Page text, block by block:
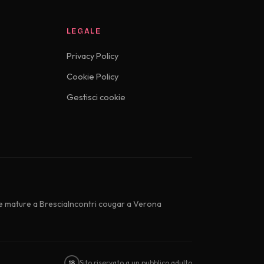
LEGALE
Privacy Policy
Cookie Policy
Gestisci cookie
mature a BresciaIncontri cougar a Verona